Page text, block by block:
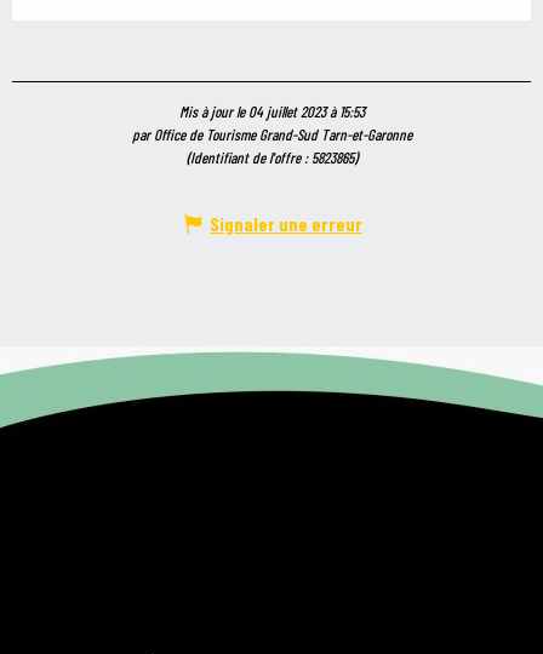
Mis à jour le 04 juillet 2023 à 15:53
par Office de Tourisme Grand-Sud Tarn-et-Garonne
(Identifiant de l'offre :5823865)
Signaler une erreur